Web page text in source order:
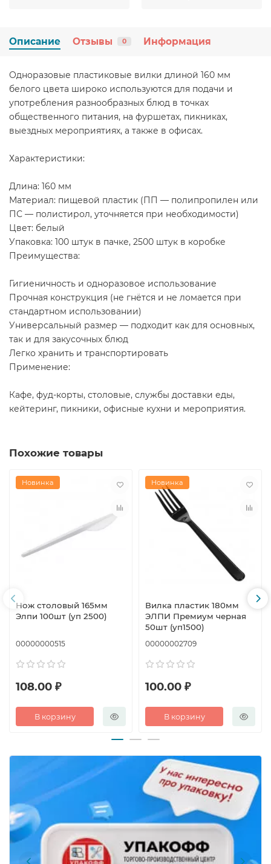
Описание Отзывы 0 Информация
Одноразовые пластиковые вилки длиной 160 мм
белого цвета широко используются для подачи и
употребления разнообразных блюд в точках
общественного питания, на фуршетах, пикниках,
выездных мероприятиях, а также в офисах.
Характеристики:
Длина: 160 мм
Материал: пищевой пластик (ПП — полипропилен или
ПС — полистирол, уточняется при необходимости)
Цвет: белый
Упаковка: 100 штук в пачке, 2500 штук в коробке
Преимущества:
Гигиеничность и одноразовое использование
Прочная конструкция (не гнётся и не ломается при
стандартном использовании)
Универсальный размер — подходит как для основных,
так и для закусочных блюд
Легко хранить и транспортировать
Применение:
Кафе, фуд-корты, столовые, службы доставки еды,
кейтеринг, пикники, офисные кухни и мероприятия.
Похожие товары
Новинка
Нож столовый 165мм
Элпи 100шт (уп 2500)
00000000515
108.00 ₽
В корзину
Новинка
Вилка пластик 180мм
ЭЛПИ Премиум черная
50шт (уп1500)
00000002709
100.00 ₽
В корзину